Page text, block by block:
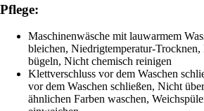
Pflege:
Maschinenwäsche mit lauwarmem
bleichen, Niedrigtemperatur-
bügeln, Nicht chemisch reinigen
Klettverschluss vor dem Waschen
vor dem Waschen schließen, Nicht
ähnlichen Farben waschen,